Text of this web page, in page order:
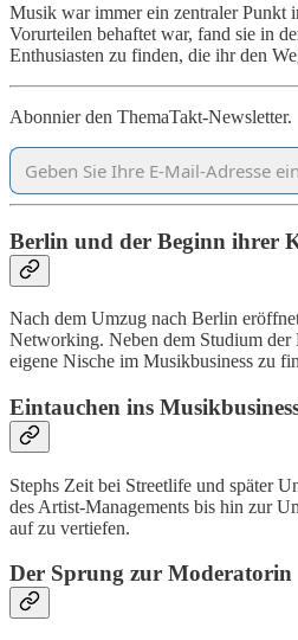
Musik war immer ein zentraler Punkt
Vorurteilen behaftet war, fand sie in
Enthusiasten zu finden, die ihr den
Abonnier den ThemaTakt-Newsletter.
Berlin und der Beginn ihrer
Nach dem Umzug nach Berlin
Networking. Neben dem Studium der
eigene Nische im Musikbusiness zu
Eintauchen ins
Stephs Zeit bei Streetlife und später
des Artist-Managements bis hin zur
auf zu vertiefen.
Der Sprung zur Moderatorin